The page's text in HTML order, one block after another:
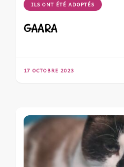
ILS ONT ÉTÉ ADOPTÉS
GAARA
17 OCTOBRE 2023